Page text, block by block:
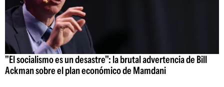
"El socialismo es un desastre": la brutal advertencia de Bill
Ackman sobre el plan económico de Mamdani